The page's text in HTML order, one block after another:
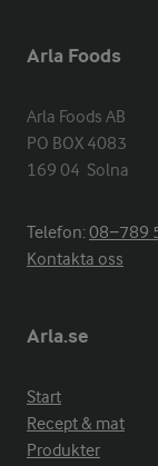
Arla Foods
Arla Foods AB
PO BOX 4083
169 04  Solna
Telefon:08−789
Kontakta oss
Arla.se
Start
Recept & mat
Produkter